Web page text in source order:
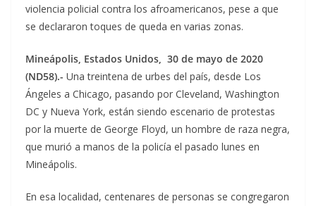
violencia policial contra los afroamericanos, pese a que
se declararon toques de queda en varias zonas.
Mineápolis, Estados Unidos, 30 de mayo de 2020
(ND58).- Una treintena de urbes del país, desde Los
Ángeles a Chicago, pasando por Cleveland, Washington
DC y Nueva York, están siendo escenario de protestas
por la muerte de George Floyd, un hombre de raza negra,
que murió a manos de la policía el pasado lunes en
Mineápolis.
En esa localidad, centenares de personas se congregaron